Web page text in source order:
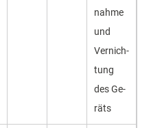
nah­me
und
Ver­nich­
tung
des Ge­
räts